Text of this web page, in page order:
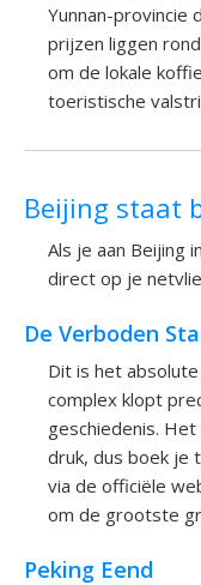
Yunnan-provincie
prijzen liggen
om de lokale
toeristische
Beijing staat
Als je aan Beijing
direct op je
De Verboden
Dit is het
complex klopt
geschiedenis.
druk, dus boek je
via de officiële
om de grootste
Peking Eend